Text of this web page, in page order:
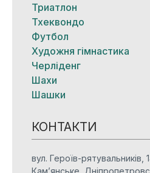
Триатлон
Тхеквондо
Футбол
Художня гімнастика
Черліденг
Шахи
Шашки
КОНТАКТИ
вул. Героїв-рятувальників,
Кам’янське,